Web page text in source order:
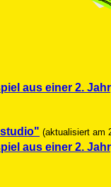
aus einer 2.
(aktualisiert am
aus einer 2.